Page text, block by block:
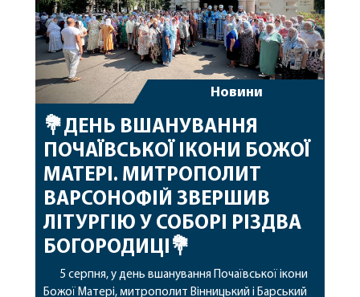
Новини
💐ДЕНЬ ВШАНУВАННЯ
ПОЧАЇВСЬКОЇ ІКОНИ БОЖОЇ
МАТЕРІ. МИТРОПОЛИТ
ВАРСОНОФІЙ ЗВЕРШИВ
ЛІТУРГІЮ У СОБОРІ РІЗДВА
БОГОРОДИЦІ💐
5 серпня, у день вшанування Почаївської ікони
Божої Матері, митрополит Вінницький і Барський